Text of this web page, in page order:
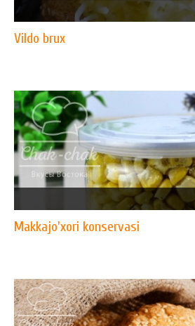
Vildo brux
Makkajo'xori konservasi